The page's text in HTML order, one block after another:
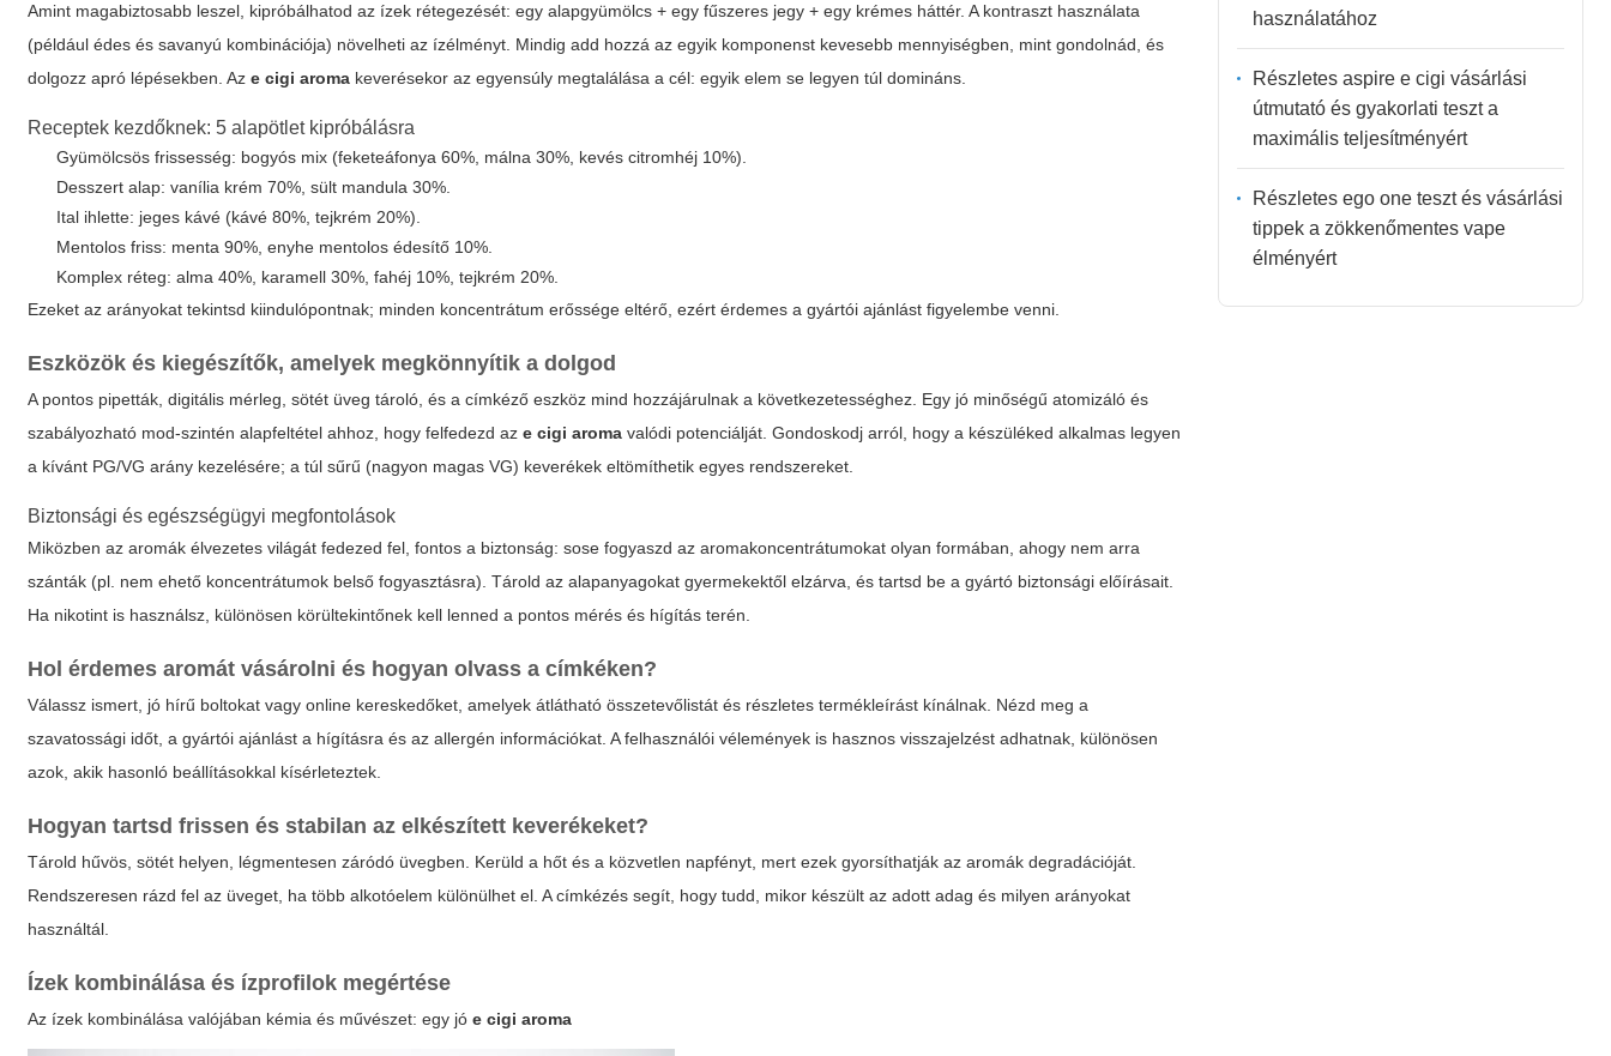
Amint magabiztosabb leszel, kipróbálhatod az ízek rétegezését: egy alapgyümölcs + egy fűszeres jegy + egy krémes háttér. A kontraszt használata
(például édes és savanyú kombinációja) növelheti az ízélményt. Mindig add hozzá az egyik komponenst kevesebb mennyiségben, mint gondolnád, és
dolgozz apró lépésekben. Aze cigi aroma keverésekor az egyensúly megtalálása a cél: egyik elem se legyen túl domináns.
Receptek kezdőknek: 5 alapötlet kipróbálásra
Gyümölcsös frissesség: bogyós mix (feketeáfonya 60%, málna 30%, kevés citromhéj 10%).
Desszert alap: vanília krém 70%, sült mandula 30%.
Ital ihlette: jeges kávé (kávé 80%, tejkrém 20%).
Mentolos friss: menta 90%, enyhe mentolos édesítő 10%.
Komplex réteg: alma 40%, karamell 30%, fahéj 10%, tejkrém 20%.
Ezeket az arányokat tekintsd kiindulópontnak; minden koncentrátum erőssége eltérő, ezért érdemes a gyártói ajánlást figyelembe venni.
Eszközök és kiegészítők, amelyek megkönnyítik a dolgod
A pontos pipetták, digitális mérleg, sötét üveg tároló, és a címkéző eszköz mind hozzájárulnak a következetességhez. Egy jó minőségű atomizáló és
szabályozható mod-szintén alapfeltétel ahhoz, hogy felfedezd aze cigi aroma valódi potenciálját. Gondoskodj arról, hogy a készüléked alkalmas legyen
a kívánt PG/VG arány kezelésére; a túl sűrű (nagyon magas VG) keverékek eltömíthetik egyes rendszereket.
Biztonsági és egészségügyi megfontolások
Miközben az aromák élvezetes világát fedezed fel, fontos a biztonság: sose fogyaszd az aromakoncentrátumokat olyan formában, ahogy nem arra
szánták (pl. nem ehető koncentrátumok belső fogyasztásra). Tárold az alapanyagokat gyermekektől elzárva, és tartsd be a gyártó biztonsági előírásait.
Ha nikotint is használsz, különösen körültekintőnek kell lenned a pontos mérés és hígítás terén.
Hol érdemes aromát vásárolni és hogyan olvass a címkéken?
Válassz ismert, jó hírű boltokat vagy online kereskedőket, amelyek átlátható összetevőlistát és részletes termékleírást kínálnak. Nézd meg a
szavatossági időt, a gyártói ajánlást a hígításra és az allergén információkat. A felhasználói vélemények is hasznos visszajelzést adhatnak, különösen
azok, akik hasonló beállításokkal kísérleteztek.
Hogyan tartsd frissen és stabilan az elkészített keverékeket?
Tárold hűvös, sötét helyen, légmentesen záródó üvegben. Kerüld a hőt és a közvetlen napfényt, mert ezek gyorsíthatják az aromák degradációját.
Rendszeresen rázd fel az üveget, ha több alkotóelem különülhet el. A címkézés segít, hogy tudd, mikor készült az adott adag és milyen arányokat
használtál.
Ízek kombinálása és ízprofilok megértése
Az ízek kombinálása valójában kémia és művészet: egy jóe cigi aroma
használatához
Részletes aspire e cigi vásárlási
útmutató és gyakorlati teszt a
maximális teljesítményért
Részletes ego one teszt és vásárlási
tippek a zökkenőmentes vape
élményért